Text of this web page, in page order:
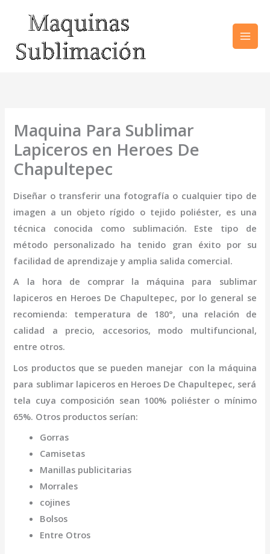
contenido
Maquina Para Sublimar
Lapiceros en Heroes De
Chapultepec
Diseñar o transferir una fotografía o cualquier tipo de
imagen a un objeto rígido o tejido poliéster, es una
técnica conocida como sublimación. Este tipo de
método personalizado ha tenido gran éxito por su
facilidad de aprendizaje y amplia salida comercial.
A la hora de comprar la máquina para sublimar
lapiceros en Heroes De Chapultepec, por lo general se
recomienda: temperatura de 180°, una relación de
calidad a precio, accesorios, modo multifuncional,
entre otros.
Los productos que se pueden manejar con la máquina
para sublimar lapiceros en Heroes De Chapultepec, será
tela cuya composición sean 100% poliéster o mínimo
65%. Otros productos serían:
Gorras
Camisetas
Manillas publicitarias
Morrales
cojines
Bolsos
Entre Otros